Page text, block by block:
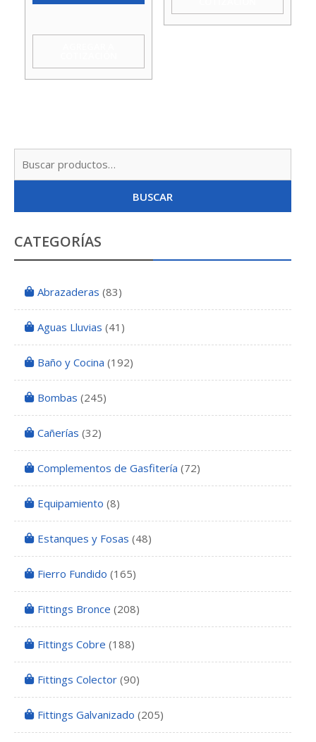
Bsp
F
BUSCAR
CATEGORÍAS
Abrazaderas (83)
Aguas Lluvias (41)
Baño y Cocina (192)
Bombas (245)
Cañerías (32)
Complementos de Gasfitería (72)
Equipamiento (8)
Estanques y Fosas (48)
Fierro Fundido (165)
Fittings Bronce (208)
Fittings Cobre (188)
Fittings Colector (90)
Fittings Galvanizado (205)